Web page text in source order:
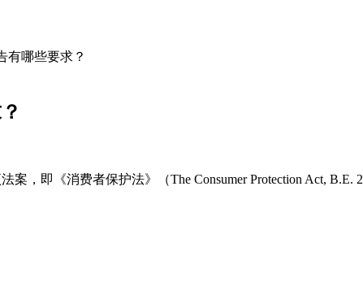
有哪些要求？
，即《消费者保护法》（The Consumer Protection Act, B.E.